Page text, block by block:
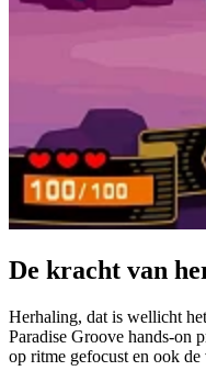
De kracht van
Herhaling, dat is wellicht
Paradise Groove hands-on
op ritme gefocust en ook